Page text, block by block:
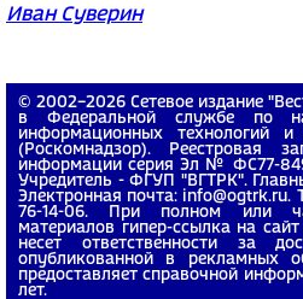
Иван Суверин
© 2002−2026 Сетевое издание
в Федеральной службе по
информационных технологий
(Роскомнадзор). Реестровая
информации серия Эл № ФС77-
Учредитель - ФГУП "ВГТРК".
Электронная почта: info@ogtrk.ru.
76-14-06. При полном или
материалов гипер-ссылка на
несет ответственности за
опубликованной в рекламных
предоставляет справочной
лет.